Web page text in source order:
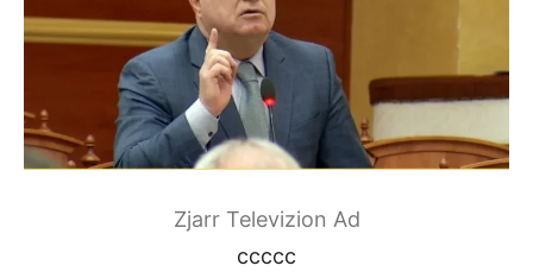
Zjarr Televizion Ad
ccccc